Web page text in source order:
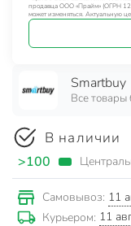
продавца ООО «Прайм» (ОГРН
может изменяться. Актуальную
Smartbuy
Все товары
В наличии
>100
Самовывоз: 11
Курьером: 11